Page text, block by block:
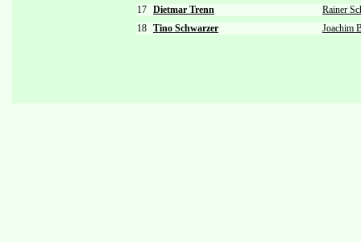
17 Dietmar Trenn
Rainer
18 Tino Schwarzer Joachim